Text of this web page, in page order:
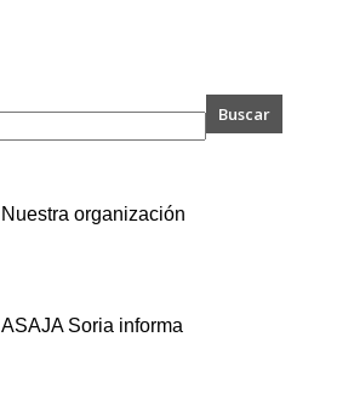
Nuestra organización
ASAJA Soria informa